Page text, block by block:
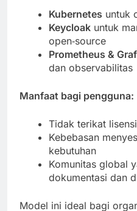
Kubernetes untuk
Keycloak untuk
open‑source
Prometheus &
dan observabilitas
Manfaat bagi pengguna:
Tidak terikat
Kebebasan
kebutuhan
Komunitas global
dokumentasi dan
Model ini ideal bagi